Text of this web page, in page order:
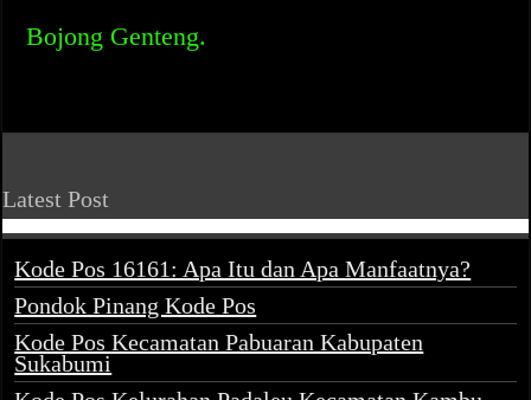
Bojong Genteng.
Latest Post
Kode Pos 16161: Apa Itu dan Apa Manfaatnya?
Pondok Pinang Kode Pos
Kode Pos Kecamatan Pabuaran Kabupaten
Sukabumi